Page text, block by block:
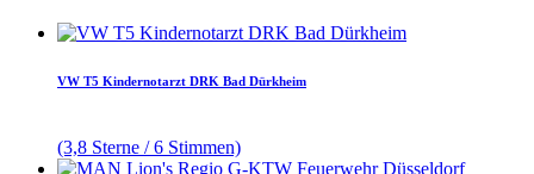
VW T5 Kindernotarzt DRK Bad Dürkheim
(3,8 Sterne / 6 Stimmen)